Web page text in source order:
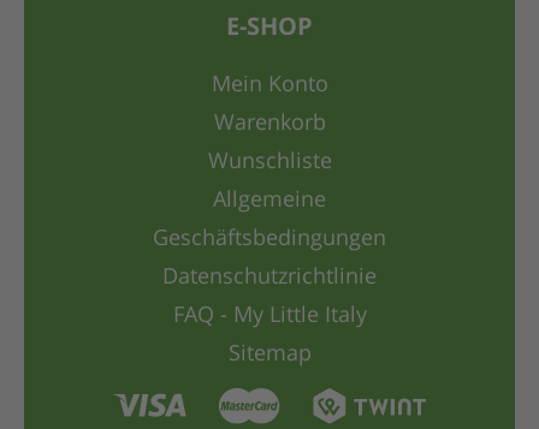
E-SHOP
Mein Konto
Warenkorb
Wunschliste
Allgemeine
Geschäftsbedingungen
Datenschutzrichtlinie
FAQ - My Little Italy
Sitemap